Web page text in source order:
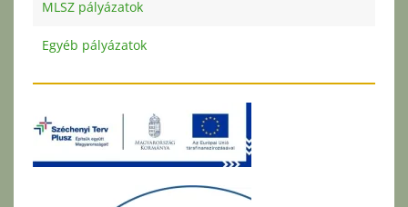
MLSZ pályázatok
Egyéb pályázatok